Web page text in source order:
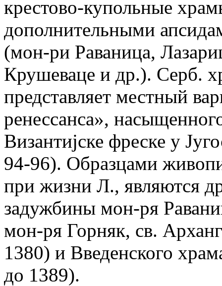
крестово-купольные
дополнительными
(мон-ри Раваница,
Крушеваце и др.). Серб.
представляет местный
ренессанса»,
Византиjске фреске у
94-96). Образцами
при жизни Л., являются
задужбины мон-ря
мон-ря Горняк, св.
1380) и Введенского
до 1389).